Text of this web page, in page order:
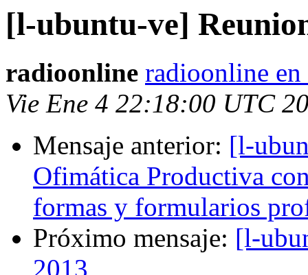
[l-ubuntu-ve]
radioonline radioonline
Vie Ene 4 22:18:00 UTC
Mensaje anterior: [l-
Ofimática Productiva
formas y formularios
Próximo mensaje: [l-
2013